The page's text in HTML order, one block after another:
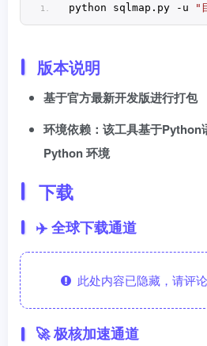
python sqlmap. py -u "
版本说明
基于官方最新开发版进行打包
环境依赖​ ：该工具基于Python
Python 环境​
下载
✈️ 全球下载通道
此处内容已隐藏，请评
🚀 极核加速通道